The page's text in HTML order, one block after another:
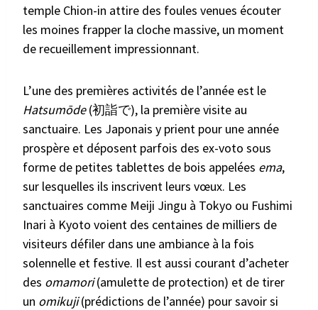
temple Chion-in attire des foules venues écouter
les moines frapper la cloche massive, un moment
de recueillement impressionnant.
L’une des premières activités de l’année est le
Hatsumōde(初詣で), la première visite au
sanctuaire. Les Japonais y prient pour une année
prospère et déposent parfois des ex-voto sous
forme de petites tablettes de bois appelées ema,
sur lesquelles ils inscrivent leurs vœux. Les
sanctuaires comme Meiji Jingu à Tokyo ou Fushimi
Inari à Kyoto voient des centaines de milliers de
visiteurs défiler dans une ambiance à la fois
solennelle et festive. Il est aussi courant d’acheter
des omamori(amulette de protection) et de tirer
un omikuji(prédictions de l’année) pour savoir si